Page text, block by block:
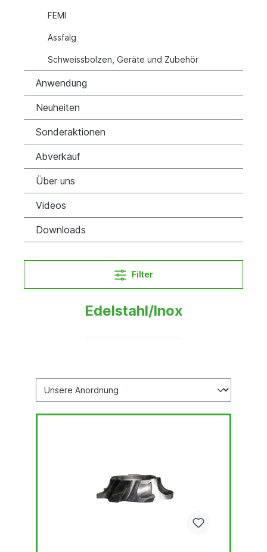
FEMI
Assfalg
Schweissbolzen, Geräte und Zubehör
Anwendung
Neuheiten
Sonderaktionen
Abverkauf
Über uns
Videos
Downloads
Filter
Edelstahl/Inox